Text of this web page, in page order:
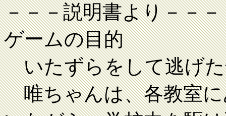
－－－説明書より－－－
ゲームの目的
いたずらをして逃げた
唯ちゃんは、各教室に